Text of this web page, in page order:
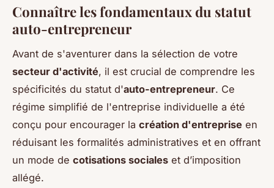
Connaître les fondamentaux du statut
auto-entrepreneur
Avant de s'aventurer dans la sélection de votre
secteur d'activité, il est crucial de comprendre les
spécificités du statut d'auto-entrepreneur. Ce
régime simplifié de l'entreprise individuelle a été
conçu pour encourager la création d'entreprise en
réduisant les formalités administratives et en offrant
un mode de cotisations sociales et d’imposition
allégé.